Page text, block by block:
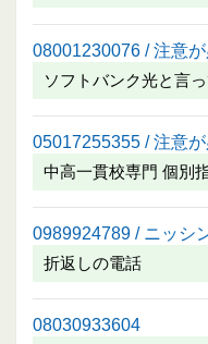
08001230076 / 注意
ソフトバンク光と言
05017255355 / 注意
中高一貫校専門 個別
0989924789 / ニッシ
折返しの電話
08030933604